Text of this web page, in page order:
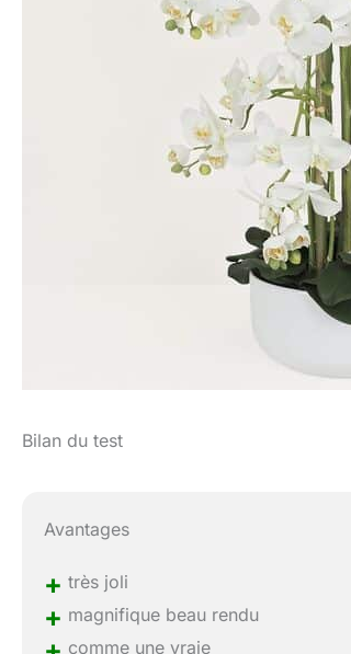
Bilan du test
Avantages
+ très joli
+ magnifique beau rendu
comme une vraie